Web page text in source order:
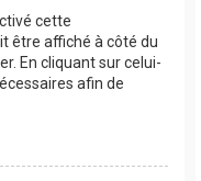
cette
être affiché à côté du
En cliquant sur celui-
afin de